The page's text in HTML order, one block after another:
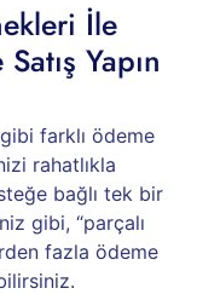
İle
Yapın
farklı ödeme
rahatlıkla
bağlı tek bir
gibi, “parçalı
fazla ödeme